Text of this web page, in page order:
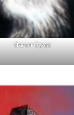
लेखनाथ पौड्याल